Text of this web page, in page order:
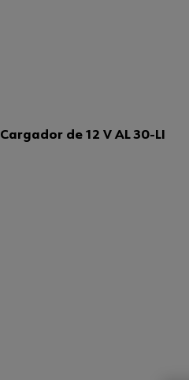
Cargador de 12 V AL 30-LI